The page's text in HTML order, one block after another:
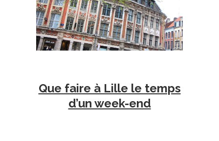
Que faire à Lille le temps
d’un week-end